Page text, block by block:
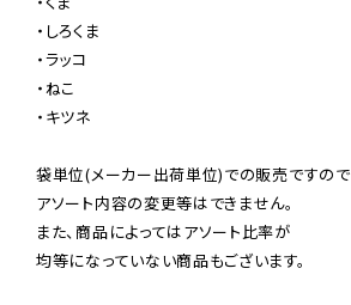
・しろくま
・ラッコ
・ねこ
・キツネ
袋単位(メーカー出荷単位)での販売ですので
アソート内容の変更等はできません。
また、商品によってはアソート比率が
均等になっていない商品もございます。